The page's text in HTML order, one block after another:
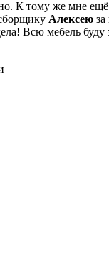
К тому же мне
Алексею
Всю мебель буду